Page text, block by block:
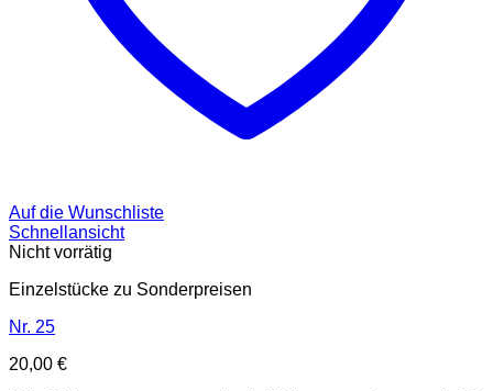
Auf die Wunschliste
Schnellansicht
Nicht vorrätig
Einzelstücke zu Sonderpreisen
Nr. 25
20,00 €